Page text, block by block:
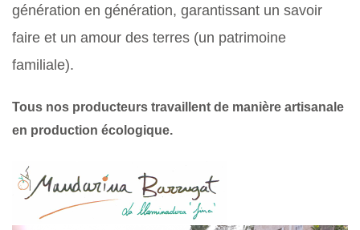
génération en génération, garantissant un savoir
faire et un amour des terres (un patrimoine
familiale).
Tous nos producteurs travaillent de manière artisanale
en production écologique.